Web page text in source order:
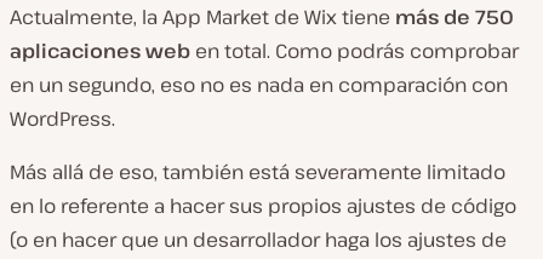
Actualmente, la App Market de Wix tiene más de 750
aplicaciones web en total. Como podrás comprobar
en un segundo, eso no es nada en comparación con
WordPress.
Más allá de eso, también está severamente limitado
en lo referente a hacer sus propios ajustes de código
(o en hacer que un desarrollador haga los ajustes de